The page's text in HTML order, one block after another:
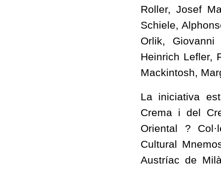
Roller, Josef
Schiele,
Orlik,
Heinrich Lefler,
Mackintosh,
La iniciativa
Crema i del
Oriental ?
Cultural
Austríac de